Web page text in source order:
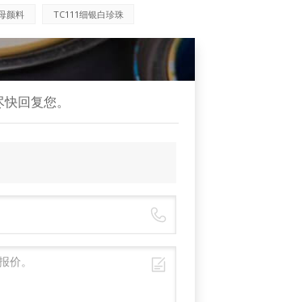
颜料 TC111细银白珍珠
回复您。